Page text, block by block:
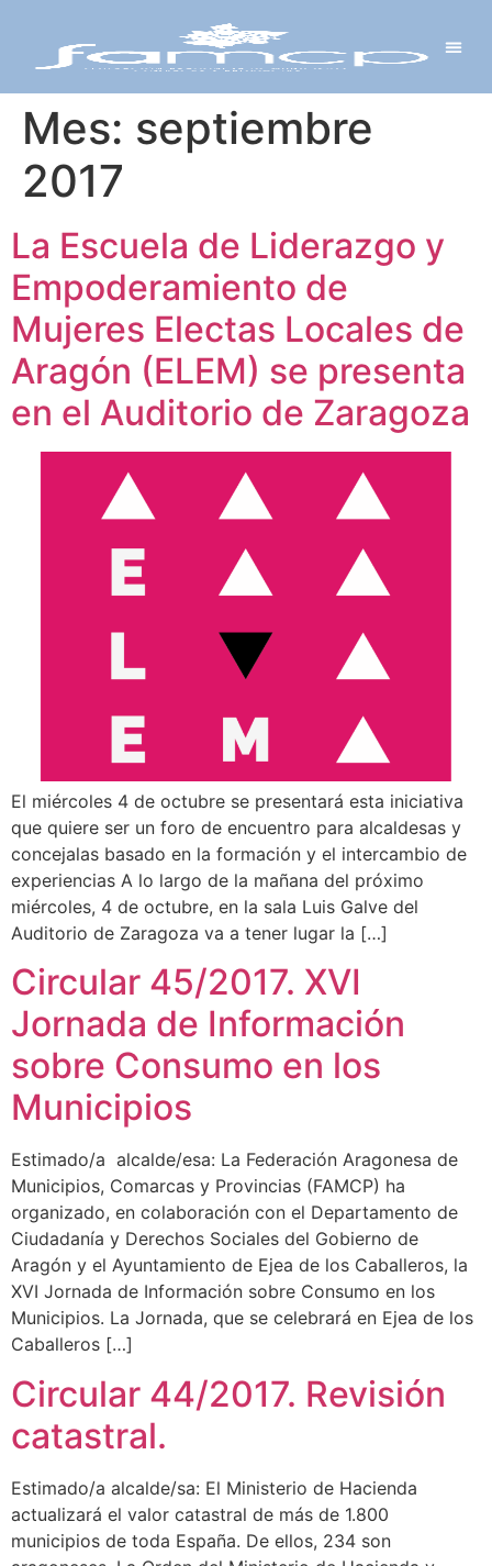
Mes: septiembre
2017
La Escuela de Liderazgo y
Empoderamiento de
Mujeres Electas Locales de
Aragón (ELEM) se presenta
en el Auditorio de Zaragoza
El miércoles 4 de octubre se presentará esta iniciativa
que quiere ser un foro de encuentro para alcaldesas y
concejalas basado en la formación y el intercambio de
experiencias A lo largo de la mañana del próximo
miércoles, 4 de octubre, en la sala Luis Galve del
Auditorio de Zaragoza va a tener lugar la […]
Circular 45/2017. XVI
Jornada de Información
sobre Consumo en los
Municipios
Estimado/a alcalde/esa: La Federación Aragonesa de
Municipios, Comarcas y Provincias (FAMCP) ha
organizado, en colaboración con el Departamento de
Ciudadanía y Derechos Sociales del Gobierno de
Aragón y el Ayuntamiento de Ejea de los Caballeros, la
XVI Jornada de Información sobre Consumo en los
Municipios. La Jornada, que se celebrará en Ejea de los
Caballeros […]
Circular 44/2017. Revisión
catastral.
Estimado/a alcalde/sa: El Ministerio de Hacienda
actualizará el valor catastral de más de 1.800
municipios de toda España. De ellos, 234 son